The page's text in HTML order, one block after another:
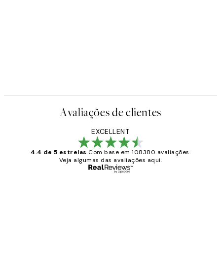
Avaliações de clientes
EXCELLENT
4.4 de 5 estrelas Com base em 108380 avaliações.
Veja algumas das avaliações aqui.